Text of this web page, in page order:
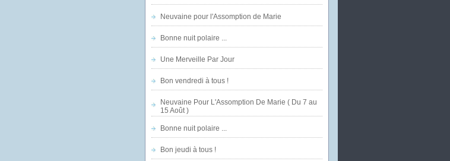
Neuvaine pour l'Assomption de Marie
Bonne nuit polaire ...
Une Merveille Par Jour
Bon vendredi à tous !
Neuvaine Pour L'Assomption De Marie ( Du 7 au
15 Août )
Bonne nuit polaire ...
Bon jeudi à tous !